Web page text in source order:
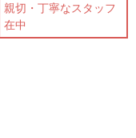
親切・丁寧なスタッフ
在中